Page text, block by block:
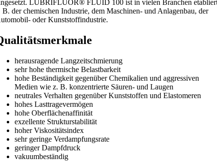
LUBRIFLUOR® FLUID 100 ist in vielen Branchen
B. der chemischen Industrie, dem Maschinen- und Anlagenbau, der
oder Kunststoffindustrie.
herausragende Langzeitschmierung
sehr hohe thermische Belastbarkeit
hohe Beständigkeit gegenüber Chemikalien und aggressiven
Medien wie z. B. konzentrierte Säuren- und Laugen
neutrales Verhalten gegenüber Kunststoffen und Elastomeren
hohes Lasttragevermögen
hohe Oberflächenaffinität
exzellente Strukturstabilität
hoher Viskositätsindex
sehr geringe Verdampfungsrate
geringer Dampfdruck
vakuumbeständig